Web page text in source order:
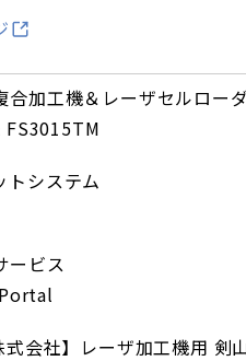
合加工機＆レーザセルロー
FS3015TM
トシステム
ービス
式会社】レーザ加工機用 剣